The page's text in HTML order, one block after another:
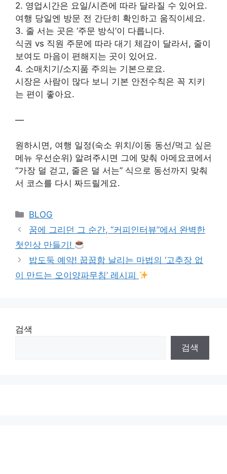
2. 영업시간은 요일/시즌에 따라 달라질 수 있어요.
여행 당일엔 방문 전 간단히 확인하고 움직이세요.
3. 줄 서는 곳은 ‘주문 방식’이 다릅니다.
식권 vs 직원 주문에 따라 대기 체감이 달라서, 줄이
보여도 마음이 편해지는 곳이 있어요.
4. 소매치기/소지품 주의는 기본으로요.
시장은 사람이 많다 보니 기본 안전수칙은 꼭 지키
는 편이 좋아요.
—
원하시면, 여행 일정(숙소 위치/이동 동선/먹고 싶은
메뉴 우선순위) 알려주시면 그에 맞춰 아메요코에서
“가장 덜 걷고, 줄은 덜 서는” 식으로 동선까지 맞춰
서 코스를 다시 짜드릴게요.
Categories
BLOG
꿈에 그리던 그 순간, “커피인터뷰”에서 완벽한
첫인상 만들기!
밥도둑 예약! 꿉꿉함 날리는 마법의 ‘고추장 없
이 만드는 오이양파무침’ 레시피
검색
검색